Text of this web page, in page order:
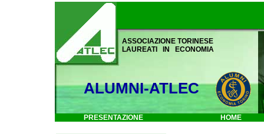
ASSOCIAZIONE TORINESE
LAUREATI IN ECONOMIA
ALUMNI-ATLEC
PRESENTAZIONE HOME